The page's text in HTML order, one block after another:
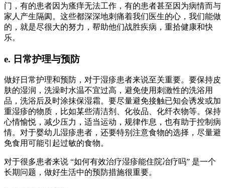
门，有的患者因为瘙痒无法工作，有的患者甚至因为病情而与
家人产生隔阂。这些都深深地刺痛着我们医生的心，我们能做
的，就是尽很大的努力，帮助他们战胜疾病，重拾健康和快
乐。
e. 日常护理与预防
做好日常护理和预防，对于湿疹患者来说至关重要。要保持皮
肤的湿润，洗澡时水温不宜过高，避免使用刺激性的洗浴用
品，洗浴后及时涂抹保湿霜。要尽量避免接触已知会诱发或加
重湿疹的物质，比如某些清洁剂、化妆品、化纤衣物等。保持
心情愉悦，减少压力，适当运动，规律作息，也有助于控制病
情。对于婴幼儿湿疹患者，还要特别注意食物的选择，尽量避
免食用可能引起过敏的食物。
对于很多患者来说 “如何有效治疗湿疹能住院冶疗吗” 是一个
长期问题，做好生活中的预防措施很重要。